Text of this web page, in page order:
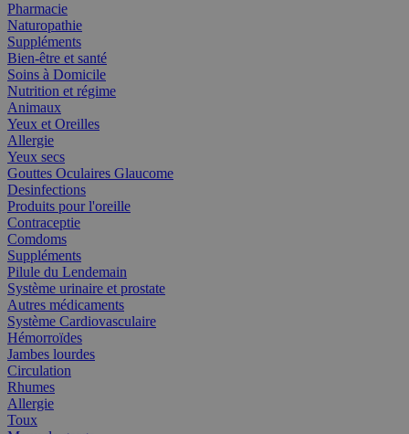
Pharmacie
Naturopathie
Suppléments
Bien-être et santé
Soins à Domicile
Nutrition et régime
Animaux
Yeux et Oreilles
Allergie
Yeux secs
Gouttes Oculaires Glaucome
Desinfections
Produits pour l'oreille
Contraceptie
Comdoms
Suppléments
Pilule du Lendemain
Système urinaire et prostate
Autres médicaments
Système Cardiovasculaire
Hémorroïdes
Jambes lourdes
Circulation
Rhumes
Allergie
Toux